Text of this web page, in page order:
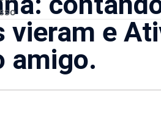
vieram e
amigo.